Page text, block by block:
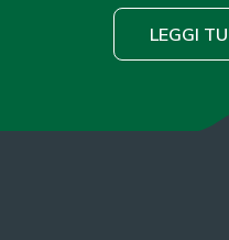
LEGGI